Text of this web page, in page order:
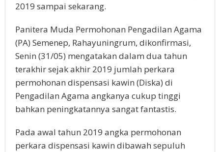
2019 sampai sekarang.
Panitera Muda Permohonan Pengadilan Agama
(PA) Semenep, Rahayuningrum, dikonfirmasi,
Senin (31/05) mengatakan dalam dua tahun
terakhir sejak akhir 2019 jumlah perkara
permohonan dispensasi kawin (Diska) di
Pengadilan Agama angkanya cukup tinggi
bahkan peningkatannya sangat fantastis.
Pada awal tahun 2019 angka permohonan
perkara dispensasi kawin dibawah sepuluh